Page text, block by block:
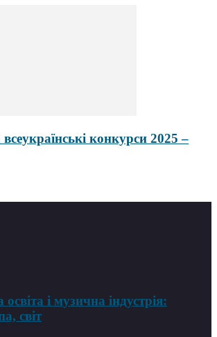
конкурси 2025 –
і музична індустрія:
світ